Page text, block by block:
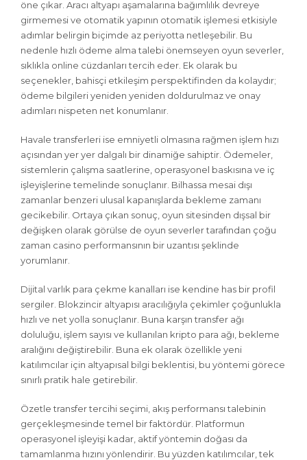
öne çıkar. Aracı altyapı aşamalarına bağımlılık devreye
girmemesi ve otomatik yapının otomatik işlemesi etkisiyle
adımlar belirgin biçimde az periyotta netleşebilir. Bu
nedenle hızlı ödeme alma talebi önemseyen oyun severler,
sıklıkla online cüzdanları tercih eder. Ek olarak bu
seçenekler, bahisçi etkileşim perspektifinden da kolaydır;
ödeme bilgileri yeniden yeniden doldurulmaz ve onay
adımları nispeten net konumlanır.
Havale transferleri ise emniyetli olmasına rağmen işlem hızı
açısından yer yer dalgalı bir dinamiğe sahiptir. Ödemeler,
sistemlerin çalışma saatlerine, operasyonel baskısına ve iç
işleyişlerine temelinde sonuçlanır. Bil­hassa mesai dışı
zamanlar benzeri ulusal kapanışlarda bekleme zamanı
gecikebilir. Ortaya çıkan sonuç, oyun sitesinden dışsal bir
değişken olarak görülse de oyun severler tarafından çoğu
zaman casino performansının bir uzantısı şeklinde
yorumlanır.
Dijital varlık para çekme kanalları ise kendine has bir profil
sergiler. Blokzincir altyapısı aracılığıyla çekimler çoğunlukla
hızlı ve net yolla sonuçlanır. Buna karşın transfer ağı
doluluğu, işlem sayısı ve kullanılan kripto para ağı, bekleme
aralığını değiştirebilir. Buna ek olarak özellikle yeni
katılımcılar için altyapısal bilgi beklentisi, bu yöntemi görece
sınırlı pratik hale getirebilir.
Özetle transfer tercihi seçimi, akış performansı talebinin
gerçekleşmesinde temel bir faktördür. Platformun
operasyonel işleyişi kadar, aktif yöntemin doğası da
tamamlanma hızını yönlendirir. Bu yüzden katılımcılar, tek